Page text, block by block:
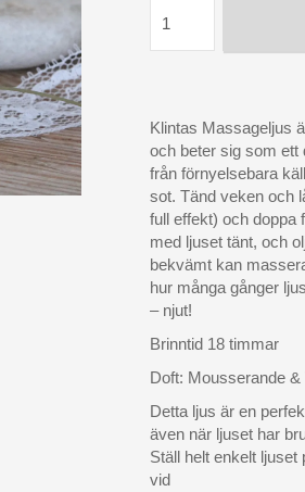
Klintas Massageljus
och beter sig som
från förnyelsebara
sot. Tänd veken och
full effekt) och doppa
med ljuset tänt, och
bekvämt kan
hur många gånger
– njut!
Brinntid 18 timmar
Doft: Mousserande &
Detta ljus är en
även när ljuset har
Ställ helt enkelt
vid